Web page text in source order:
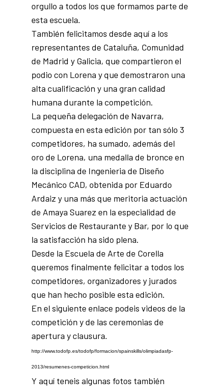
orgullo a todos los que formamos parte de
esta escuela.
También felicitamos desde aquí a los
representantes de Cataluña, Comunidad
de Madrid y Galicia, que compartieron el
podio con Lorena y que demostraron una
alta cualificación y una gran calidad
humana durante la competición.
La pequeña delegación de Navarra,
compuesta en esta edición por tan sólo 3
competidores, ha sumado, además del
oro de Lorena, una medalla de bronce en
la disciplina de Ingenieria de Diseño
Mecánico CAD, obtenida por Eduardo
Ardaiz y una más que meritoria actuación
de Amaya Suarez en la especialidad de
Servicios de Restaurante y Bar, por lo que
la satisfacción ha sido plena.
Desde la Escuela de Arte de Corella
queremos finalmente felicitar a todos los
competidores, organizadores y jurados
que han hecho posible esta edición.
En el siguiente enlace podeis videos de la
competición y de las ceremonias de
apertura y clausura.
http://www.todofp.es/todofp/formacion/spainskills/olimpiadasfp-
2013/resumenes-competicion.html
Y aquí teneis algunas fotos también